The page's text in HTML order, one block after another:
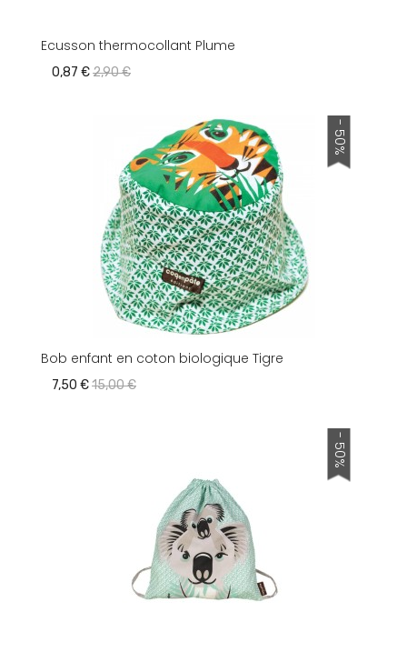
Ecusson thermocollant Plume
0,87 €2,90 €
- 50%
Bob enfant en coton biologique Tigre
7,50 €15,00 €
- 50%